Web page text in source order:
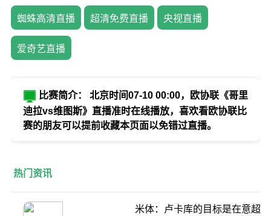
蜘蛛高清直播 超清免费直播 央视直播
爱奇艺直播
比赛简介： 北京时间07-10 00:00，欧协联《哥里
迪拉vs维图斯》直播准时在线播放，喜欢看欧协联比
赛的朋友可以提前收藏本页面以免错过直播。
热门资讯
米体：卢卡库的目标是在意超杯